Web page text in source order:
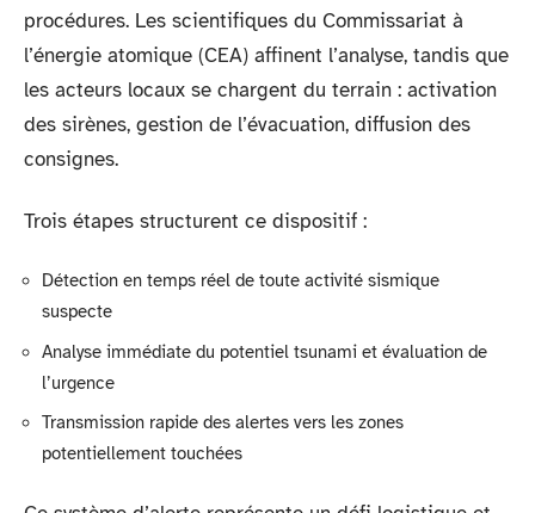
procédures. Les scientifiques du Commissariat à
l’énergie atomique (CEA) affinent l’analyse, tandis que
les acteurs locaux se chargent du terrain : activation
des sirènes, gestion de l’évacuation, diffusion des
consignes.
Trois étapes structurent ce dispositif :
Détection en temps réel de toute activité sismique
suspecte
Analyse immédiate du potentiel tsunami et évaluation de
l’urgence
Transmission rapide des alertes vers les zones
potentiellement touchées